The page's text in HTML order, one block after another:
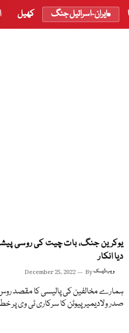
ایران-اسرائیل جنگ کھیل
یوکرین جنگ، بات چیت کی روسی
دیا انکار
December 25, 2022 Byویب ڈیسک
ہمارے مخالفین کی پالیسی کا مقصد
صدر ولادیمیر پیوٹن کا سرکاری ٹی وی پر